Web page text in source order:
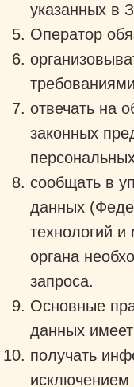
указанных в
Оператор
отвечать на
законных
сообщать в
данных
технологий
органа
запроса.
Основные
данных
получать